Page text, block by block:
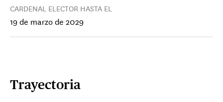
CARDENAL ELECTOR HASTA EL
19 de marzo de 2029
Trayectoria